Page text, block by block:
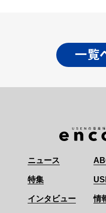
一覧
ニュース
特集
インタビュー 情